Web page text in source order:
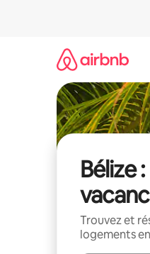
Bélize
Trouvez et
logements